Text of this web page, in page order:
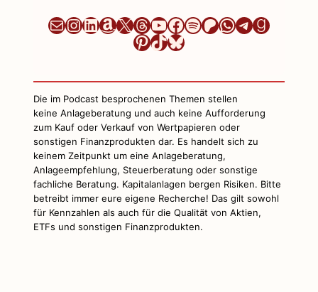
Newsletter
Instagram
LinkedIn
Amazon
X Threads
YouTube
Facebook
Spotify
Patreon
WhatsApp
Telegram
Pinterest
TikTok
Bluesky
Die im Podcast besprochenen Themen stellen
keine Anlageberatung und auch keine Aufforderung
zum Kauf oder Verkauf von Wertpapieren oder
sonstigen Finanzprodukten dar. Es handelt sich zu
keinem Zeitpunkt um eine Anlageberatung,
Anlageempfehlung, Steuerberatung oder sonstige
fachliche Beratung. Kapitalanlagen bergen Risiken. Bitte
betreibt immer eure eigene Recherche! Das gilt sowohl
für Kennzahlen als auch für die Qualität von Aktien,
ETFs und sonstigen Finanzprodukten.